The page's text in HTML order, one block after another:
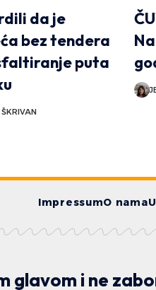
da je
bez tendera
puta
ImpressumO nama
glavom i ne